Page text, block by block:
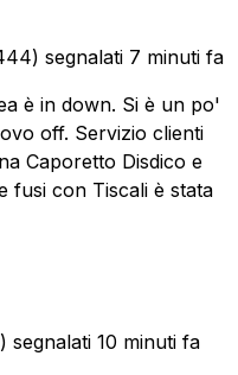
segnalati 7 minuti fa
è in down. Si è un po'
off. Servizio clienti
Caporetto Disdico e
fusi con Tiscali è stata
segnalati 10 minuti fa